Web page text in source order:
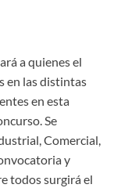
a quienes el
en las distintas
en esta
Se
Comercial,
y
todos surgirá el